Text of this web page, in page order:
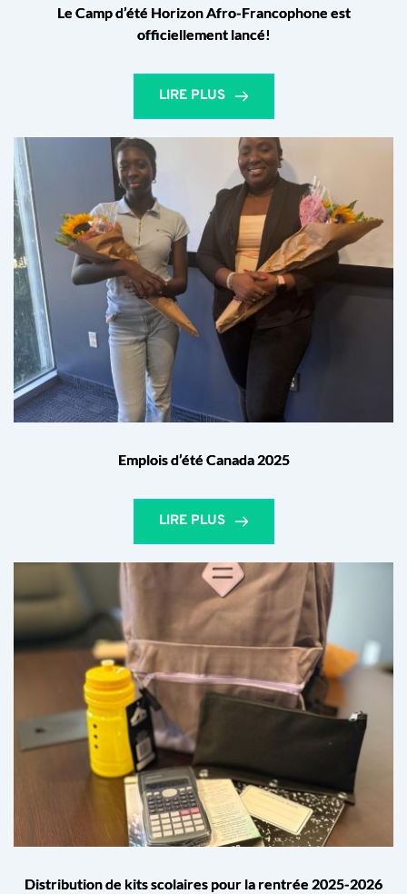
Le Camp d’été Horizon Afro-Francophone est
officiellement lancé!
LIRE PLUS
Emplois d’été Canada 2025
LIRE PLUS
Distribution de kits scolaires pour la rentrée 2025-2026